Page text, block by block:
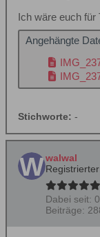
Ich wäre euch für
Angehängte
Stichworte: -
walwal
Dabei seit:
Beiträge: